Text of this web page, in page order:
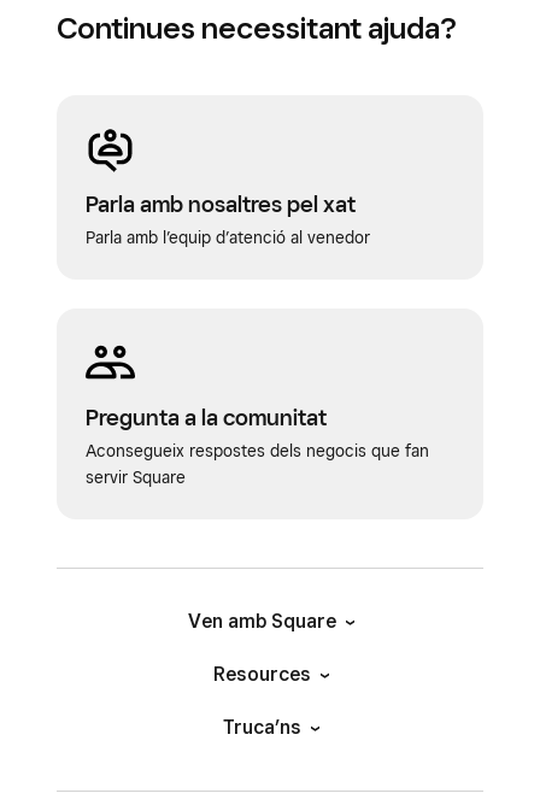
Continues necessitant ajuda?
Parla amb nosaltres pel xat
Parla amb l’equip d’atenció al venedor
Pregunta a la comunitat
Aconsegueix respostes dels negocis que fan
servir Square
Ven amb Square
Resources
Truca’ns